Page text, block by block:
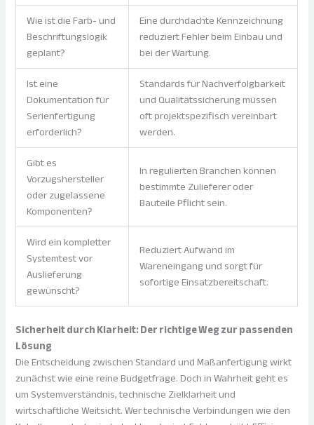
Wie ist die Farb- und
Beschriftungslogik
geplant?
Eine durchdachte Kennzeichnung
reduziert Fehler beim Einbau und
bei der Wartung.
Ist eine
Dokumentation für
Serienfertigung
erforderlich?
Standards für Nachverfolgbarkeit
und Qualitätssicherung müssen
oft projektspezifisch vereinbart
werden.
Gibt es
Vorzugshersteller
oder zugelassene
Komponenten?
In regulierten Branchen können
bestimmte Zulieferer oder
Bauteile Pflicht sein.
Wird ein kompletter
Systemtest vor
Auslieferung
gewünscht?
Reduziert Aufwand im
Wareneingang und sorgt für
sofortige Einsatzbereitschaft.
Sicherheit durch Klarheit: Der richtige Weg zur passenden
Lösung
Die Entscheidung zwischen Standard und Maßanfertigung wirkt
zunächst wie eine reine Budgetfrage. Doch in Wahrheit geht es
um Systemverständnis, technische Zielklarheit und
wirtschaftliche Weitsicht. Wer technische Verbindungen wie den